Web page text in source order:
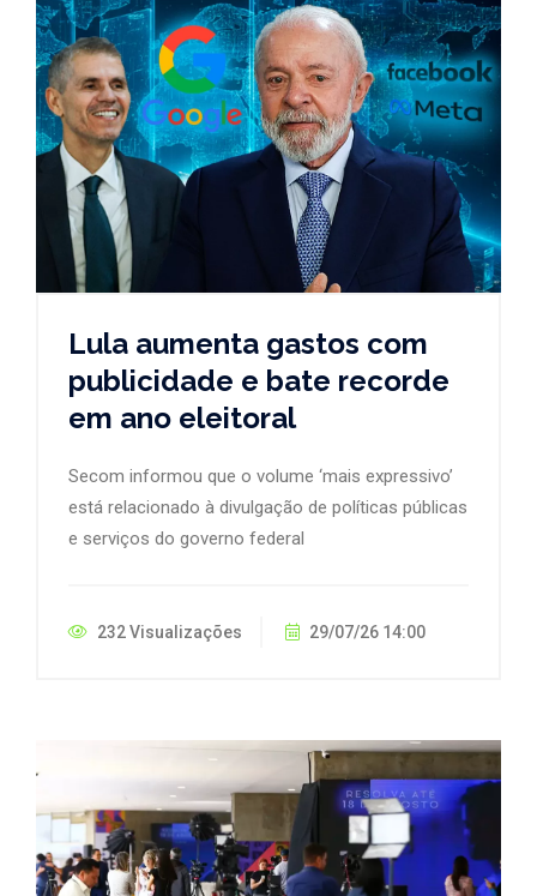
Lula aumenta gastos com
publicidade e bate recorde
em ano eleitoral
Secom informou que o volume ‘mais expressivo’
está relacionado à divulgação de políticas públicas
e serviços do governo federal
232 Visualizações 29/07/26 14:00